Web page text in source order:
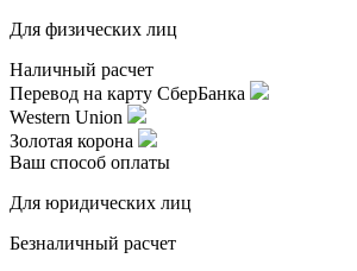
Для физических лиц
Наличный расчет
Перевод на карту СберБанка
Western Union
Золотая корона
Ваш способ оплаты
Для юридических лиц
Безналичный расчет